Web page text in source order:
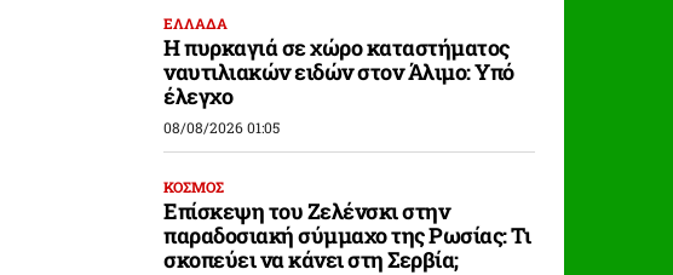
ΕΛΛΑΔΑ
Η πυρκαγιά σε χώρο καταστήματος
ναυτιλιακών ειδών στον Άλιμο: Υπό
έλεγχο
08/08/2026 01:05
ΚΟΣΜΟΣ
Επίσκεψη του Ζελένσκι στην
παραδοσιακή σύμμαχο της Ρωσίας: Τι
σκοπεύει να κάνει στη Σερβία;